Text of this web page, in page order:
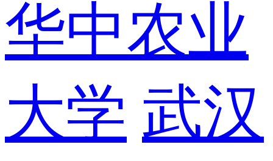
华中农业
大学 武汉